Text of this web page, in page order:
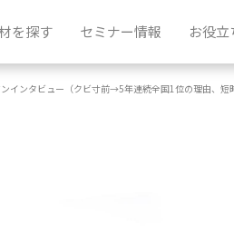
を探す セミナー情報 お役立
インタビュー（クビ寸前→5年連続全国1位の理由、短